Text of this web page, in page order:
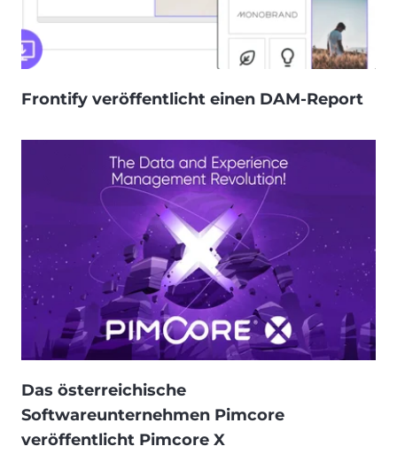
Frontify veröffentlicht einen DAM-Report
Das österreichische
Softwareunternehmen Pimcore
veröffentlicht Pimcore X